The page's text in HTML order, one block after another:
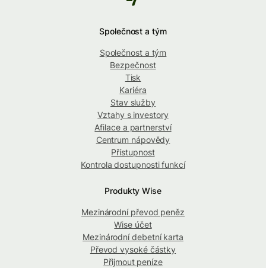
Společnost a tým
Společnost a tým
Bezpečnost
Tisk
Kariéra
Stav služby
Vztahy s investory
Afilace a partnerství
Centrum nápovědy
Přístupnost
Kontrola dostupnosti funkcí
Produkty Wise
Mezinárodní převod peněz
Wise účet
Mezinárodní debetní karta
Převod vysoké částky
Přijmout peníze